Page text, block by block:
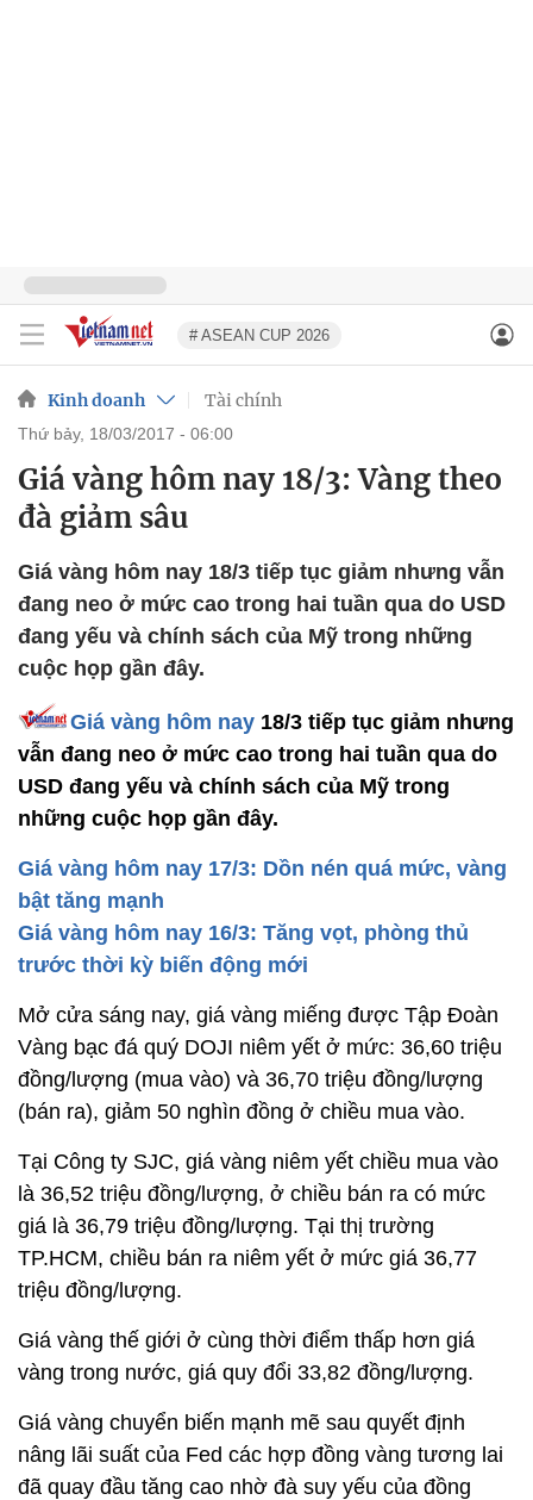
# ASEAN CUP 2026
Kinh doanh Tài chính
thứ bảy, 18/03/2017 - 06:00
Giá vàng hôm nay 18/3: Vàng theo
đà giảm sâu
Giá vàng hôm nay 18/3 tiếp tục giảm nhưng vẫn
đang neo ở mức cao trong hai tuần qua do USD
đang yếu và chính sách của Mỹ trong những
cuộc họp gần đây.
Giá vàng hôm nay 18/3 tiếp tục giảm nhưng
vẫn đang neo ở mức cao trong hai tuần qua do
USD đang yếu và chính sách của Mỹ trong
những cuộc họp gần đây.
Giá vàng hôm nay 17/3: Dồn nén quá mức, vàng
bật tăng mạnh
Giá vàng hôm nay 16/3: Tăng vọt, phòng thủ
trước thời kỳ biến động mới
Mở cửa sáng nay, giá vàng miếng được Tập Đoàn
Vàng bạc đá quý DOJI niêm yết ở mức: 36,60 triệu
đồng/lượng (mua vào) và 36,70 triệu đồng/lượng
(bán ra), giảm 50 nghìn đồng ở chiều mua vào.
Tại Công ty SJC, giá vàng niêm yết chiều mua vào
là 36,52 triệu đồng/lượng, ở chiều bán ra có mức
giá là 36,79 triệu đồng/lượng. Tại thị trường
TP.HCM, chiều bán ra niêm yết ở mức giá 36,77
triệu đồng/lượng.
Giá vàng thế giới ở cùng thời điểm thấp hơn giá
vàng trong nước, giá quy đổi 33,82 đồng/lượng.
Giá vàng chuyển biến mạnh mẽ sau quyết định
nâng lãi suất của Fed các hợp đồng vàng tương lai
đã quay đầu tăng cao nhờ đà suy yếu của đồng